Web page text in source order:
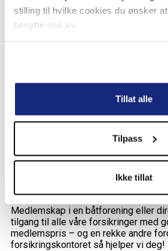
stilling til hvilke cookies du ønsker
benytte oss av.
Tillat alle
Tilpass
Ikke tillat
Vilkår for båtforsikringen finner du
Produktbeskrivelse (IPID) finner
Ikke KNBF-medlem?
Medlemskap i en båtforening eller
tilgang til alle våre forsikringer med
medlemspris – og en rekke andre
forsikringskontoret så hjelper vi deg!